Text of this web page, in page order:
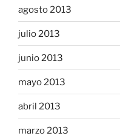
agosto 2013
julio 2013
junio 2013
mayo 2013
abril 2013
marzo 2013